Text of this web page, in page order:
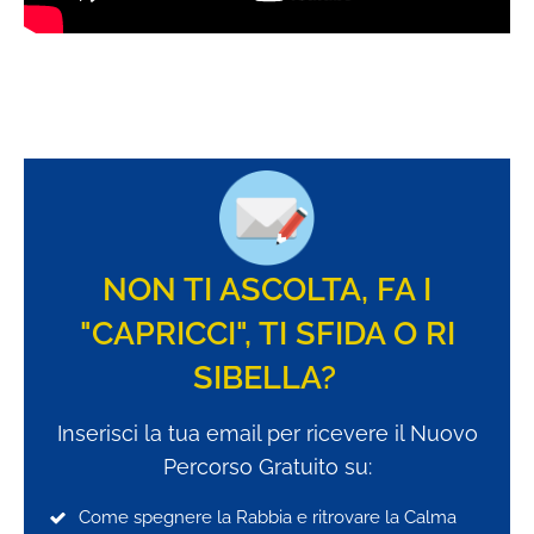
NON TI ASCOLTA, FA I
"CAPRICCI", TI SFIDA O RI
SIBELLA?
Inserisci la tua email per ricevere il Nuovo
Percorso Gratuito su:
Come spegnere la Rabbia e ritrovare la Calma